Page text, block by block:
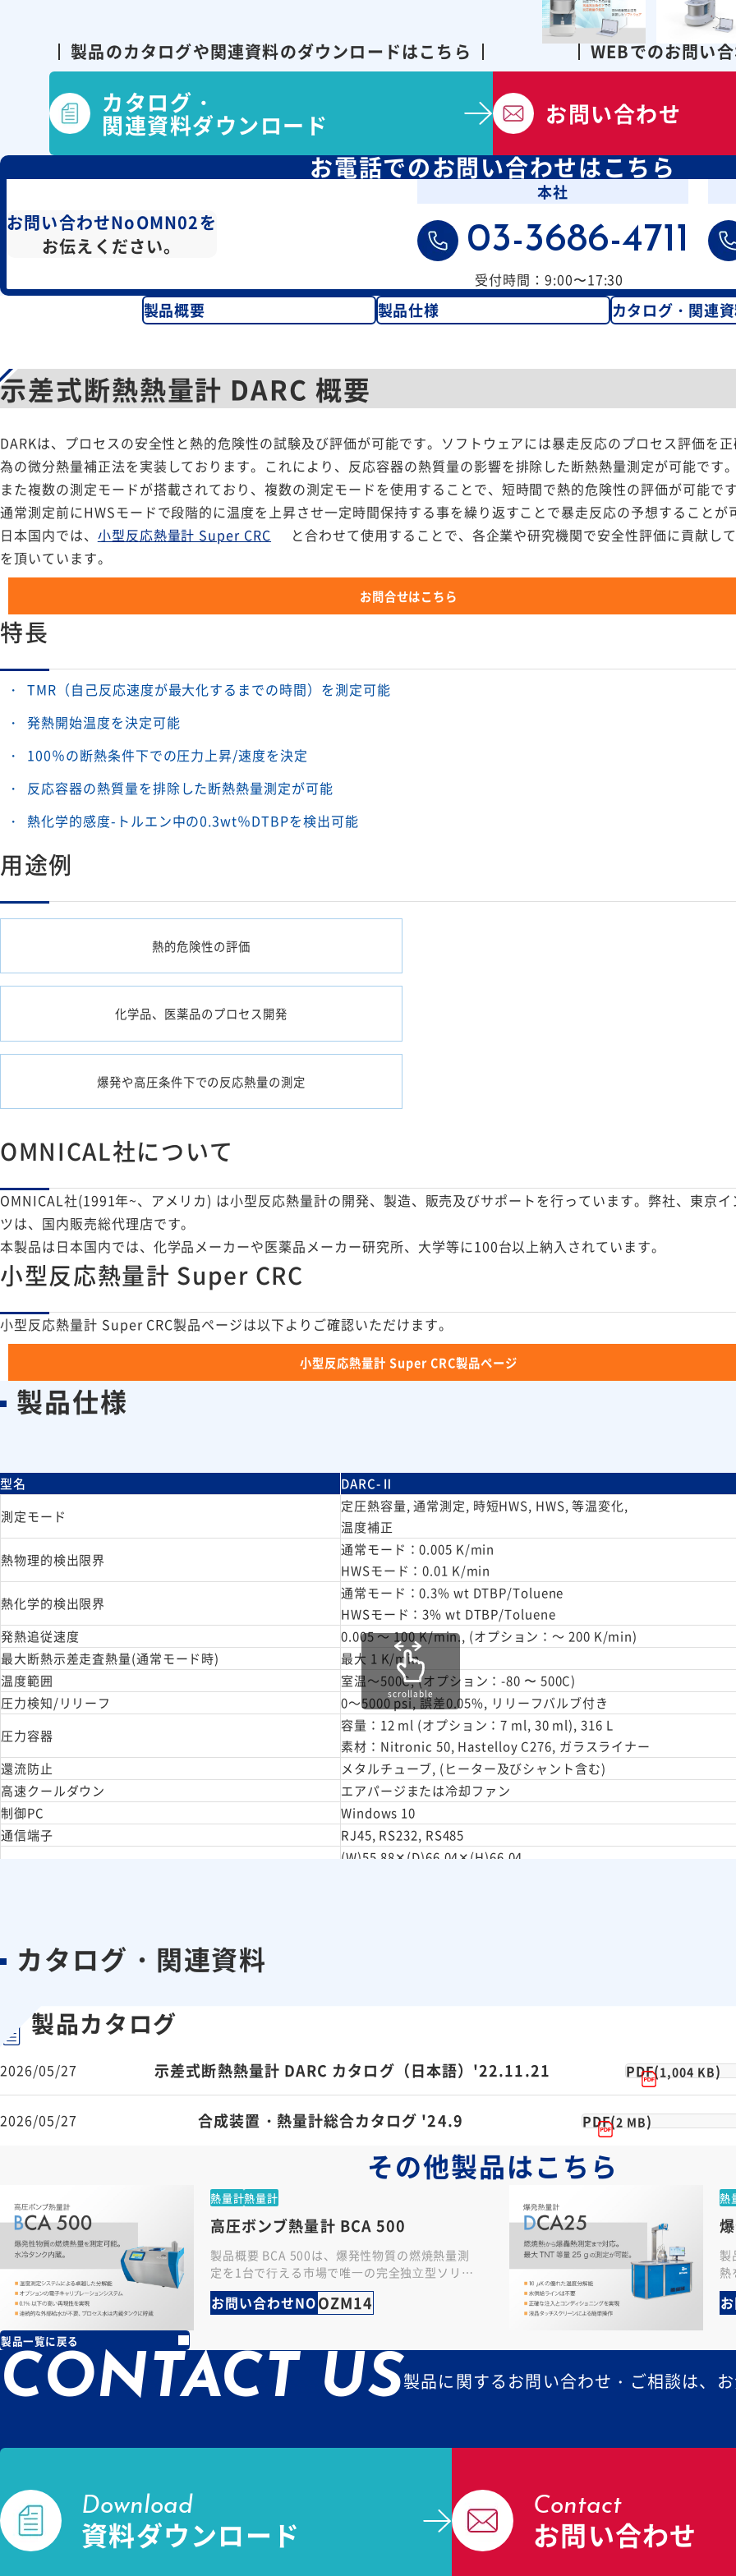
製品のカタログや関連資料のダウンロードはこちら
カタログ・
関連資料ダウンロード
WEBでのお問い
お問い合わせ
お電話でのお問い合わせはこちら
お問い合わせNoOMN02を
お伝えください。
本社
03-3686-4711
受付時間：9:00〜17:30
製品概要 製品仕様 カタログ・関連
示差式断熱熱量計 DARC 概要
DARKは、プロセスの安全性と熱的危険性の試験及び評価が可能です。ソフトウェアには暴走反応のプロセス評価を
為の微分熱量補正法を実装しております。これにより、反応容器の熱質量の影響を排除した断熱熱量測定が可能です。
また複数の測定モードが搭載されており、複数の測定モードを使用することで、短時間で熱的危険性の評価が可能です
通常測定前にHWSモードで段階的に温度を上昇させ一定時間保持する事を繰り返すことで暴走反応の予想することが
日本国内では、 小型反応熱量計 Super CRC
と合わせて使用することで、各企業や研究機関で安全性評価に貢献し
を頂いています。
お問合せはこちら
特長
TMR（自己反応速度が最大化するまでの時間）を測定可能
発熱開始温度を決定可能
100％の断熱条件下での圧力上昇/速度を決定
反応容器の熱質量を排除した断熱熱量測定が可能
熱化学的感度-トルエン中の0.3wt％DTBPを検出可能
用途例
熱的危険性の評価
化学品、医薬品のプロセス開発
爆発や高圧条件下での反応熱量の測定
OMNICAL社について
OMNICAL社(1991年~、アメリカ) は小型反応熱量計の開発、製造、販売及びサポートを行っています。弊社、東京イ
ツは、国内販売総代理店です。
本製品は日本国内では、化学品メーカーや医薬品メーカー研究所、大学等に100台以上納入されています。
小型反応熱量計 Super CRC
小型反応熱量計 Super CRC製品ページは以下よりご確認いただけます。
小型反応熱量計 Super CRC製品ページ
製品仕様
型名
DARC-Ⅱ
測定モード
定圧熱容量, 通常測定, 時短HWS, HWS, 等温変化,
温度補正
熱物理的検出限界
通常モード：0.005 K/min
HWSモード：0.01 K/min
熱化学的検出限界
通常モード：0.3% wt DTBP/Toluene
HWSモード：3% wt DTBP/Toluene
発熱追従速度
0.005 ～ 100 K/min., (オプション：～ 200 K/min)
最大断熱示差走査熱量(通常モード時)
最大 1 K/min
温度範囲
室温～500C, (オプション：-80 〜 500C)
圧力検知/リリーフ
0～5000 psi, 誤差0.05%, リリーフバルブ付き
圧力容器
容量：12 ml (オプション：7 ml, 30 ml), 316 L
素材：Nitronic 50, Hastelloy C276, ガラスライナー
還流防止
メタルチューブ, (ヒーター及びシャント含む)
高速クールダウン
エアパージまたは冷却ファン
制御PC
Windows 10
通信端子
RJ45, RS232, RS485
(W)55.88✕(D)66.04✕(H)66.04,
scrollable
カタログ・関連資料
製品カタログ
2026/05/27 示差式断熱熱量計 DARC カタログ（日本語）'22.11.21 PDF(1,004 KB)
2026/05/27 合成装置・熱量計総合カタログ '24.9 PDF(2 MB)
その他製品はこちら
熱量計熱量計
高圧ボンブ熱量計 BCA 500
製品概要 BCA 500は、爆発性物質の燃焼熱量測
定を1台で⾏える市場で唯⼀の完全独⽴型ソリュ
ーションです。本装置は、優れた分解能、電⼦
キャリブレーション、⾼圧…
お問い合わせNOOZM14
熱
製
熱
製
製品一覧に戻る
CONTACT US製品に関するお問い合わせ・ご相談は、お
Download
資料ダウンロード
Contact
お問い合わせ